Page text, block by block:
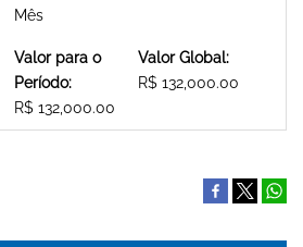
Mês
Valor para o
Período:
R$ 132,000.00
Valor Global:
R$ 132,000.00